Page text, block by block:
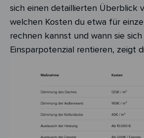
sich einen detaillierten Überblick
welchen Kosten du etwa für
rechnen kannst und wann sie
Einsparpotenzial rentieren, zeigt